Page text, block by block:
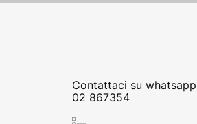
Contattaci su
02 867354